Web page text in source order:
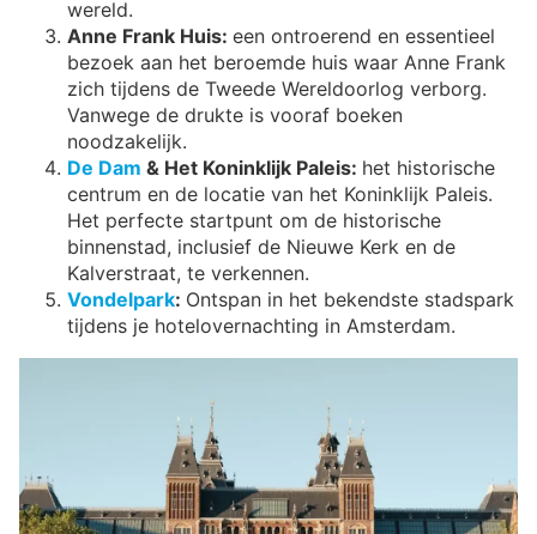
wereld.
Anne Frank Huis: een ontroerend en essentieel
bezoek aan het beroemde huis waar Anne Frank
zich tijdens de Tweede Wereldoorlog verborg.
Vanwege de drukte is vooraf boeken
noodzakelijk.
De Dam & Het Koninklijk Paleis: het historische
centrum en de locatie van het Koninklijk Paleis.
Het perfecte startpunt om de historische
binnenstad, inclusief de Nieuwe Kerk en de
Kalverstraat, te verkennen.
Vondelpark: Ontspan in het bekendste stadspark
tijdens je hotelovernachting in Amsterdam.